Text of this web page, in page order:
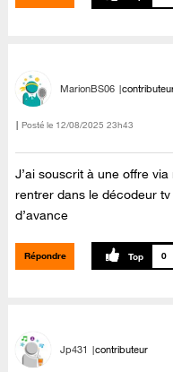
MarionBS06
Posté le ‎12/08/2025 23h43
J’ai souscrit à une offre
rentrer dans le décodeur
d’avance
Répondre 0
Jp431 contributeur